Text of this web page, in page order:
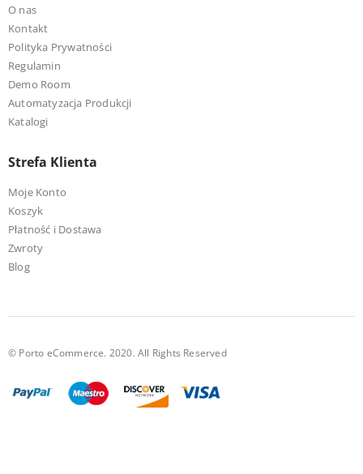
O nas
Kontakt
Polityka Prywatności
Regulamin
Demo Room
Automatyzacja Produkcji
Katalogi
Strefa Klienta
Moje Konto
Koszyk
Płatność i Dostawa
Zwroty
Blog
© Porto eCommerce. 2020. All Rights Reserved